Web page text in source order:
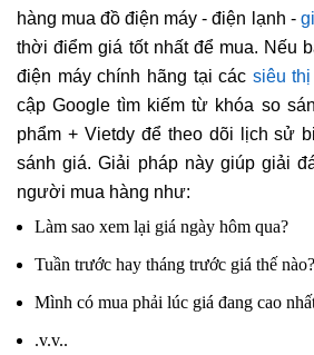
hàng mua đồ điện máy - điện lạnh -
thời điểm giá tốt nhất để mua. Nếu
điện máy chính hãng tại các siêu
cập Google tìm kiếm từ khóa so
phẩm + Vietdy để theo dõi lịch sử
sánh giá. Giải pháp này giúp giải
người mua hàng như:
Làm sao xem lại giá ngày hôm qua?
Tuần trước hay tháng trước giá thế nào?
Mình có mua phải lúc giá đang cao
.v.v..